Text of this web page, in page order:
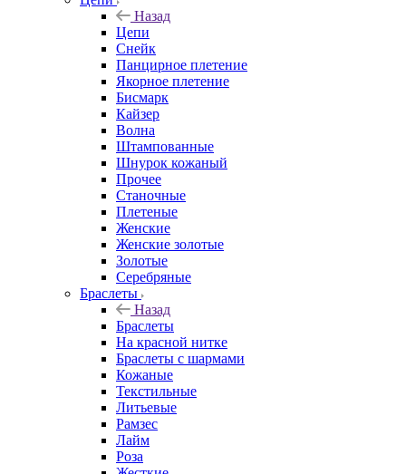
Назад
Цепи
Снейк
Панцирное плетение
Якорное плетение
Бисмарк
Кайзер
Волна
Штампованные
Шнурок кожаный
Прочее
Станочные
Плетеные
Женские
Женские золотые
Золотые
Серебряные
Браслеты
Назад
Браслеты
На красной нитке
Браслеты с шармами
Кожаные
Текстильные
Литьевые
Рамзес
Лайм
Роза